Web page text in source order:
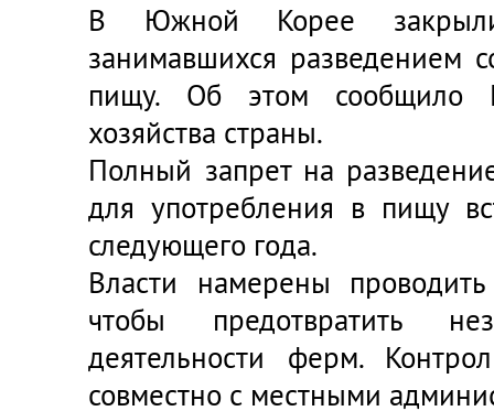
В Южной Корее
занимавшихся разведением
пищу. Об этом сообщило
хозяйства страны.
Полный запрет на
для употребления в пищу
следующего года.
Власти намерены
чтобы предотвратить
деятельности ферм.
совместно с местными